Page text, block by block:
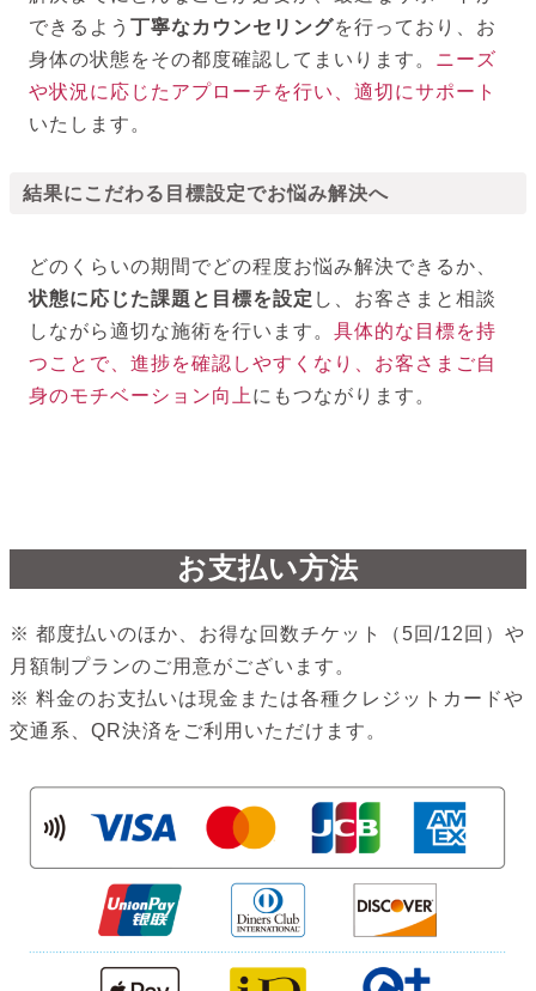
できるよう 丁寧なカウンセリングを行っており、お
身体の状態をその都度確認してまいります。 ニーズ
や状況に応じたアプローチを行い、適切にサポート
いたします。
結果にこだわる目標設定でお悩み解決へ
どのくらいの期間でどの程度お悩み解決できるか、
状態に応じた課題と目標を設定 し、お客さまと相談
しながら適切な施術を行います。 具体的な目標を持
つことで、進捗を確認しやすくなり、お客さまご自
身のモチベーション向上 にもつながります。
お支払い方法
※ 都度払いのほか、お得な回数チケット（5回/12回）や
月額制プランのご用意がございます。
※ 料金のお支払いは現金または各種クレジットカードや
交通系、QR決済をご利用いただけます。